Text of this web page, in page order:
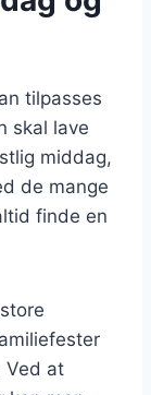
tilpasses
skal lave
middag,
de mange
finde en
Ved at